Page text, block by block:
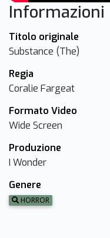
Informazioni
Titolo originale
Substance (The)
Regia
Coralie Fargeat
Formato Video
Wide Screen
Produzione
I Wonder
Genere
HORROR